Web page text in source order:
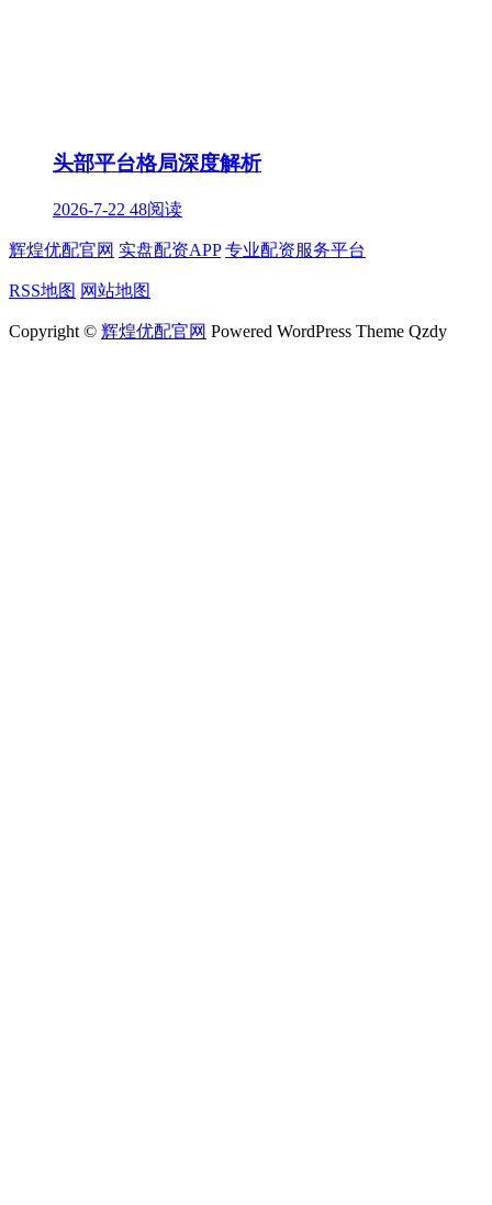
头部平台格局深度解析
2026-7-22 48阅读
辉煌优配官网 实盘配资APP 专业配资服务平台
RSS地图 网站地图
Copyright © 辉煌优配官网 Powered WordPress Theme Qzdy